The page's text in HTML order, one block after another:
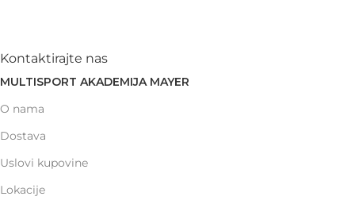
Kontaktirajte nas
MULTISPORT AKADEMIJA MAYER
O nama
Dostava
Uslovi kupovine
Lokacije